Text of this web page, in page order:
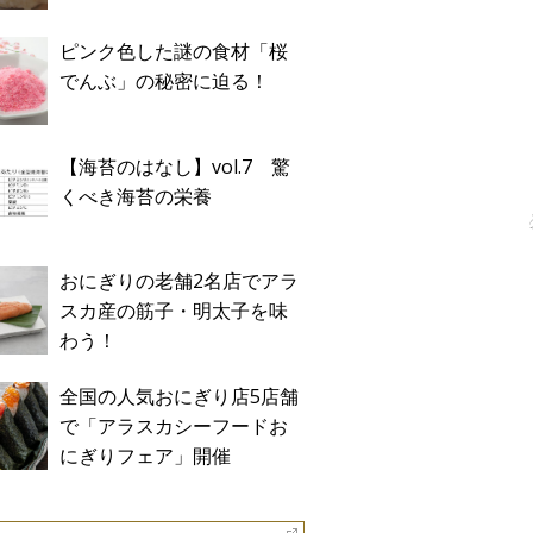
ピンク色した謎の食材「桜
でんぶ」の秘密に迫る！
【海苔のはなし】vol.7 驚
くべき海苔の栄養
おにぎりの老舗2名店でアラ
スカ産の筋子・明太子を味
わう！
全国の人気おにぎり店5店舗
で「アラスカシーフードお
にぎりフェア」開催